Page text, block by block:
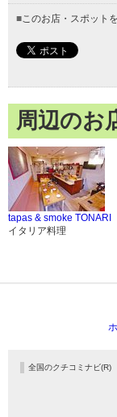
■ このお店・スポット
周辺のお
tapas & smoke TONARI
イタリア料理
全国のクチコミナビ(R)